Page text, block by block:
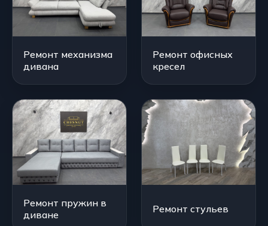
Ремонт механизма
дивана
Ремонт офисных
кресел
Ремонт пружин в
диване
Ремонт стульев